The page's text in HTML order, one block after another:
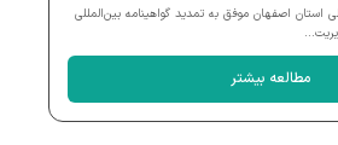
استان اصفهان موفق به تمدید گواهینامه بین‌المللی
مطالعه بیشتر